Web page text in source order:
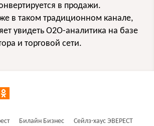
в продажи.
в таком традиционном канале,
увидеть О2О-аналитика на базе
и торговой сети.
Билайн Бизнес Сейлз-хаус ЭВЕРЕСТ